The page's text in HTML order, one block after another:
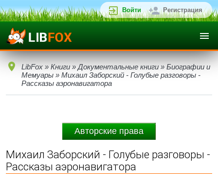
Войти Регистрация
LibFox » Книги » Документальные книги » Биографии и
Мемуары » Михаил Заборский - Голубые разговоры -
Рассказы аэронавигатора
Авторские права
Михаил Заборский - Голубые разговоры -
Рассказы аэронавигатора